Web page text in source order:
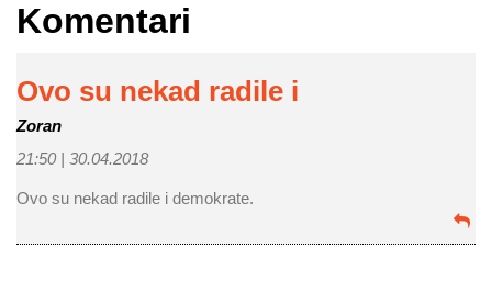
Komentari
Ovo su nekad radile i
Zoran
21:50 | 30.04.2018
Ovo su nekad radile i demokrate.